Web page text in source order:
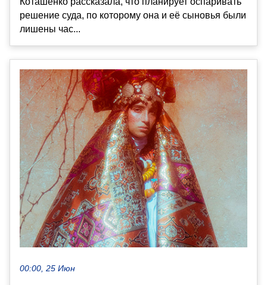
решение суда, по которому она и её сыновья были
лишены час...
00:00, 25 Июн